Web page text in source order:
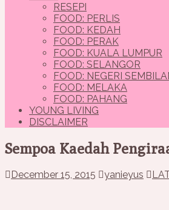
RESEPI
FOOD: PERLIS
FOOD: KEDAH
FOOD: PERAK
FOOD: KUALA LUMPUR
FOOD: SELANGOR
FOOD: NEGERI
FOOD: MELAKA
FOOD: PAHANG
YOUNG LIVING
DISCLAIMER
Sempoa Kaedah
December 15, 2015 yanieyus